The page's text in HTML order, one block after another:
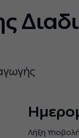
Λήξη